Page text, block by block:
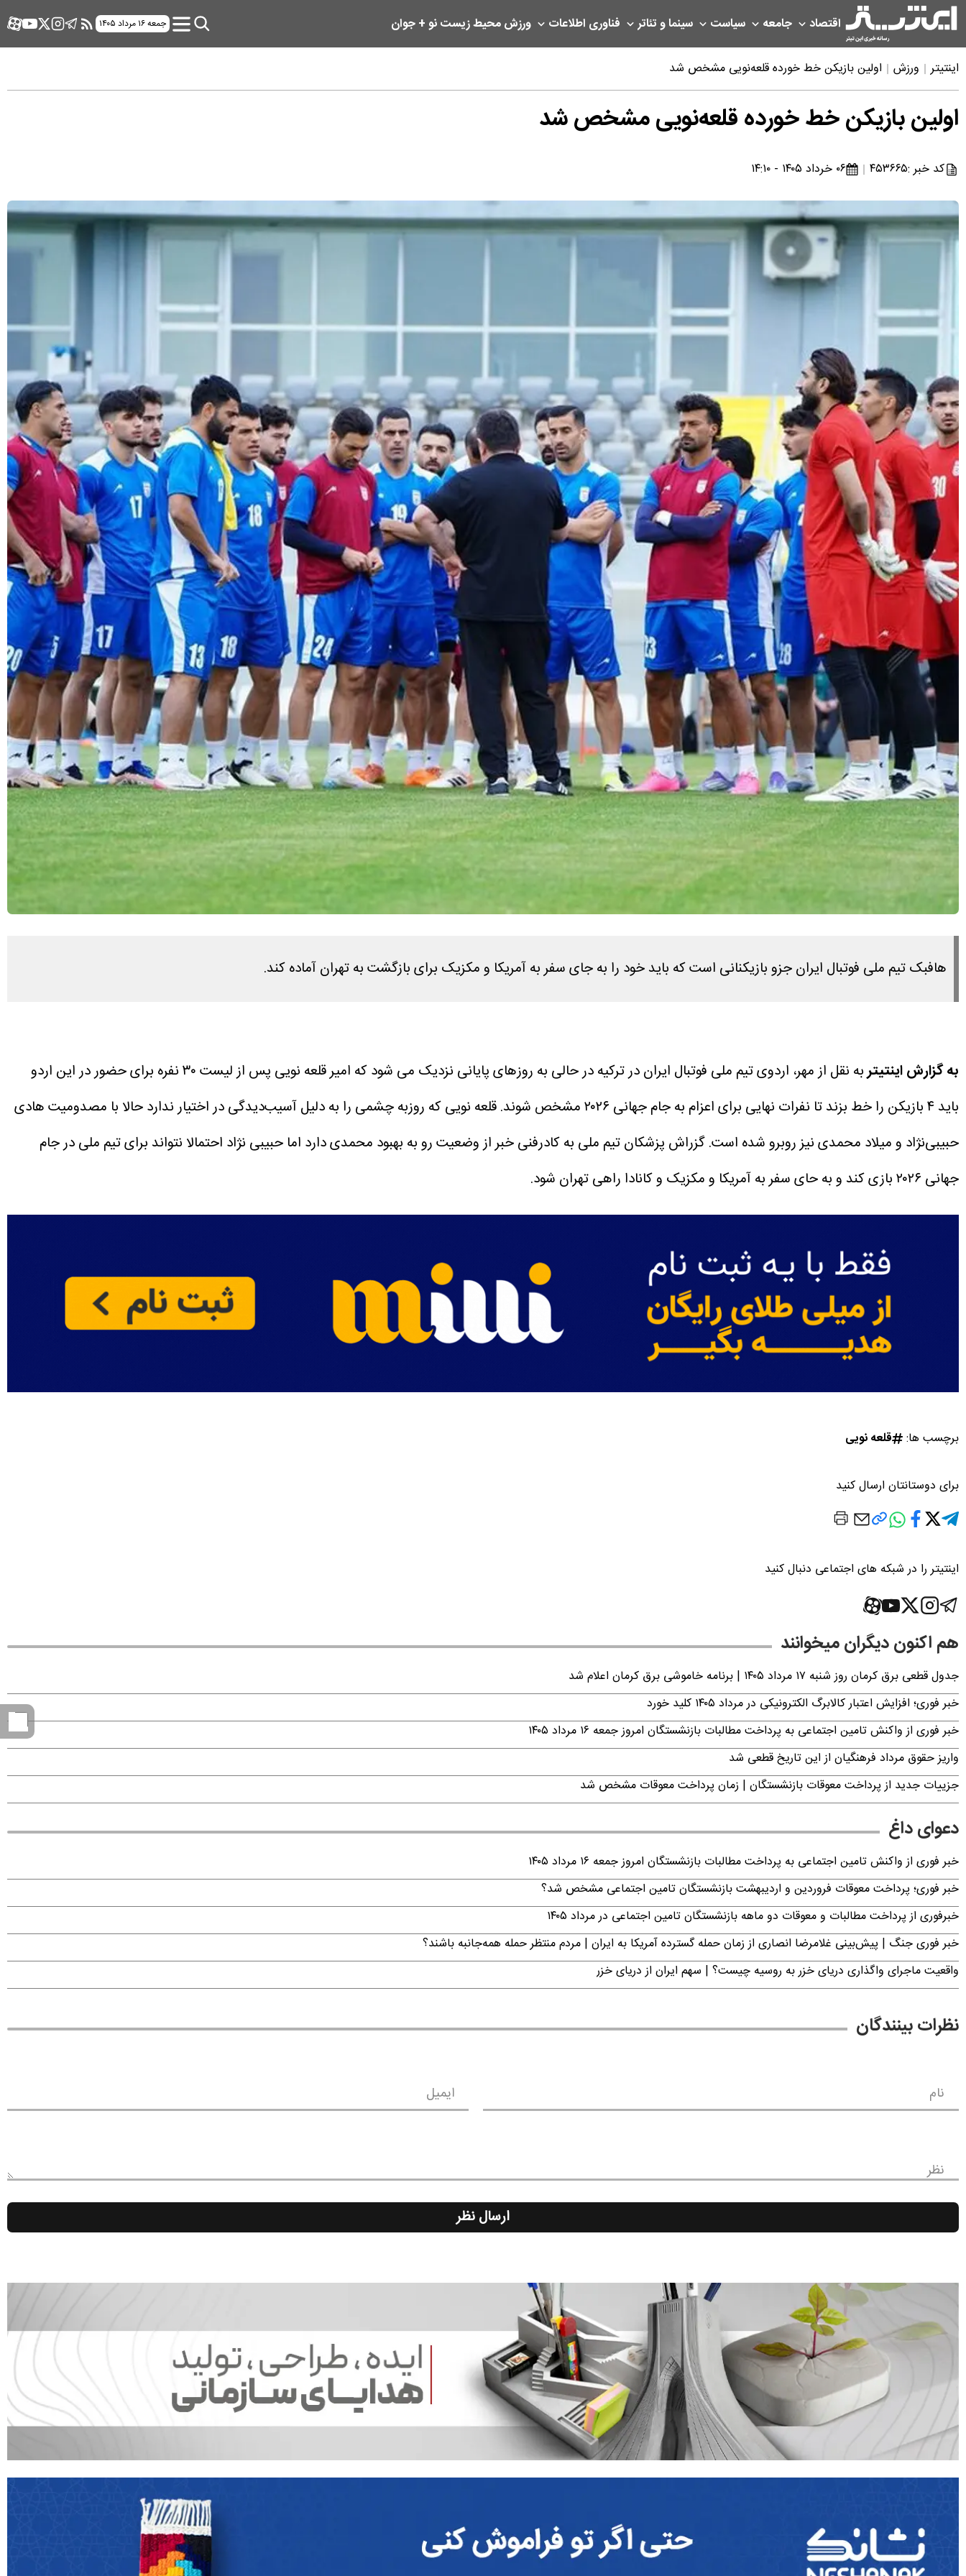
اقتصاد جامعه سیاست سینما و تئاتر فناوری اطلاعات ورزشمحیط زیستنو + جوان جمعه ۱۶ مرداد ۱۴۰۵
اینتیتر ورزش اولین بازیکن خط خورده قلعه‌نویی مشخص شد
اولین بازیکن خط خورده قلعه‌نویی مشخص شد
کد خبر :۴۵۳۶۶۵ ۰۶ خرداد ۱۴۰۵ - ۱۴:۱۰
هافبک تیم ملی فوتبال ایران جزو بازیکنانی است که باید خود را به جای سفر به آمریکا و مکزیک برای بازگشت به تهران آماده کند.
به گزارش اینتیتر
به نقل از مهر، اردوی تیم ملی فوتبال ایران در ترکیه در حالی به روزهای پایانی نزدیک می شود که امیر قلعه نویی پس از لیست ۳۰ نفره برای حضور در این اردو
باید ۴ بازیکن را خط بزند تا نفرات نهایی برای اعزام به جام جهانی ۲۰۲۶ مشخص شوند.
قلعه نویی که روزبه چشمی را به دلیل آسیب‌دیدگی در اختیار ندارد حالا با مصدومیت هادی
حبیبی‌نژاد و میلاد محمدی نیز روبرو شده است.گزراش پزشکان تیم ملی به کادرفنی خبر از وضعیت رو به بهبود محمدی دارد اما حبیبی نژاد احتمالا نتواند برای تیم ملی در جام
جهانی ۲۰۲۶ بازی کند و به حای سفر به آمریکا و مکزیک و کانادا راهی تهران شود.
برچسب ها: قلعه نویی
برای دوستانتان ارسال کنید
اینتیتر را در شبکه های اجتماعی دنبال کنید
هم اکنون دیگران میخوانند
جدول قطعی برق کرمان روز شنبه ۱۷ مرداد ۱۴۰۵ | برنامه خاموشی برق کرمان اعلام شد
خبر فوری؛ افزایش اعتبار کالابرگ الکترونیکی در مرداد ۱۴۰۵ کلید خورد
خبر فوری از واکنش تامین اجتماعی به پرداخت مطالبات بازنشستگان امروز جمعه ۱۶ مرداد ۱۴۰۵
واریز حقوق مرداد فرهنگیان از این تاریخ قطعی شد
جزییات جدید از پرداخت معوقات بازنشستگان | زمان پرداخت معوقات مشخص شد
دعوای داغ
خبر فوری از واکنش تامین اجتماعی به پرداخت مطالبات بازنشستگان امروز جمعه ۱۶ مرداد ۱۴۰۵
خبر فوری؛ پرداخت معوقات فروردین و اردیبهشت بازنشستگان تامین اجتماعی مشخص شد؟
خبرفوری از پرداخت مطالبات و معوقات دو ماهه بازنشستگان تامین اجتماعی در مرداد ۱۴۰۵
خبر فوری جنگ | پیش‌بینی غلامرضا انصاری از زمان حمله گسترده آمریکا به ایران | مردم منتظر حمله همه‌جانبه باشند؟
واقعیت ماجرای واگذاری دریای خزر به روسیه چیست؟ | سهم ایران از دریای خزر
نظرات بینندگان
نام ایمیل
نظر
ارسال نظر